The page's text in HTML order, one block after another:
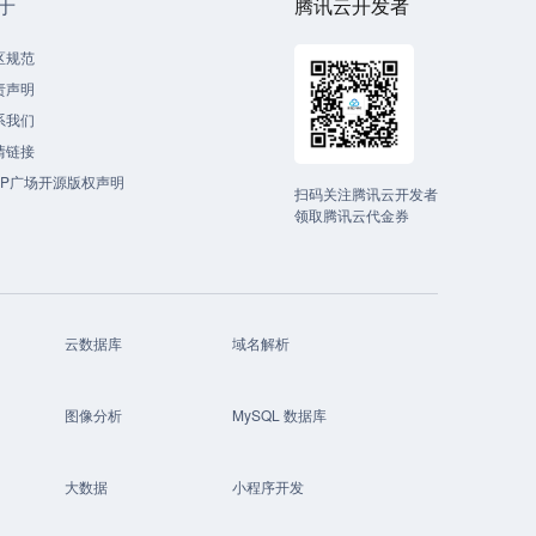
规范
声明
我们
链接
广场开源版权声明
扫码关注腾讯云开发者
领取腾讯云代金券
云数据库 域名解析
图像分析 MySQL 数据库
大数据 小程序开发